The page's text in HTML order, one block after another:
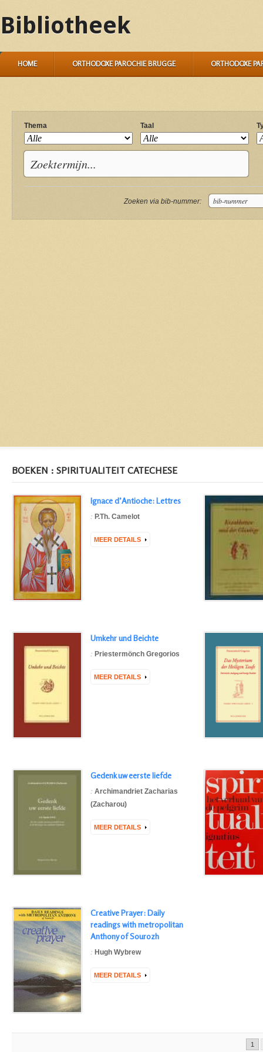
Bibliotheek
HOME ORTHODOXE PAROCHIE BRUGGE ORTHODOXE
Thema Taal
Zoeken via bib-nummer:
BOEKEN : SPIRITUALITEIT CATECHESE
Ignace d’Antioche: Lettres
: P.Th. Camelot
MEER DETAILS
Umkehr und Beichte
: Priestermönch Gregorios
MEER DETAILS
Gedenk uw eerste liefde
: Archimandriet Zacharias
(Zacharou)
MEER DETAILS
Creative Prayer: Daily
readings with metropolitan
Anthony of Sourozh
: Hugh Wybrew
MEER DETAILS
1